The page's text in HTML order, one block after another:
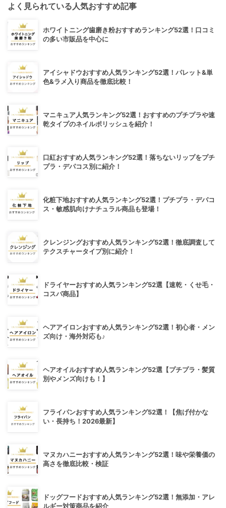
よく見られている人気おすすめ記事
ホワイトニング歯磨き粉おすすめランキング52選！口コミ
の多い市販品を中心に
アイシャドウおすすめ人気ランキング52選！パレット&単
色&ラメ入り商品を徹底比較！
マニキュア人気ランキング52選！おすすめのプチプラや速
乾タイプのネイルポリッシュを紹介！
口紅おすすめ人気ランキング52選！落ちないリップをプチ
プラ・デパコス別に紹介！
化粧下地おすすめ人気ランキング52選！プチプラ・デパコ
ス・敏感肌向けナチュラル商品も登場！
クレンジングおすすめ人気ランキング52選！徹底調査して
テクスチャータイプ別に紹介！
ドライヤーおすすめ人気ランキング52選【速乾・くせ毛・
コスパ商品】
ヘアアイロンおすすめ人気ランキング52選！初心者・メン
ズ向け・海外対応も♪
ヘアオイルおすすめ人気ランキング52選【プチプラ・髪質
別やメンズ向けも！】
フライパンおすすめ人気ランキング52選！【焦げ付かな
い・長持ち！2026最新】
マヌカハニーおすすめ人気ランキング52選！味や栄養価の
高さを徹底比較・検証
ドッグフードおすすめ人気ランキング52選！無添加・アレ
ルギー対策商品を紹介